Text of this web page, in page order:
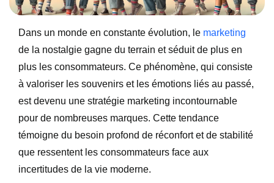
Dans un monde en constante évolution, le marketing
de la nostalgie gagne du terrain et séduit de plus en
plus les consommateurs. Ce phénomène, qui consiste
à valoriser les souvenirs et les émotions liés au passé,
est devenu une stratégie marketing incontournable
pour de nombreuses marques. Cette tendance
témoigne du besoin profond de réconfort et de stabilité
que ressentent les consommateurs face aux
incertitudes de la vie moderne.